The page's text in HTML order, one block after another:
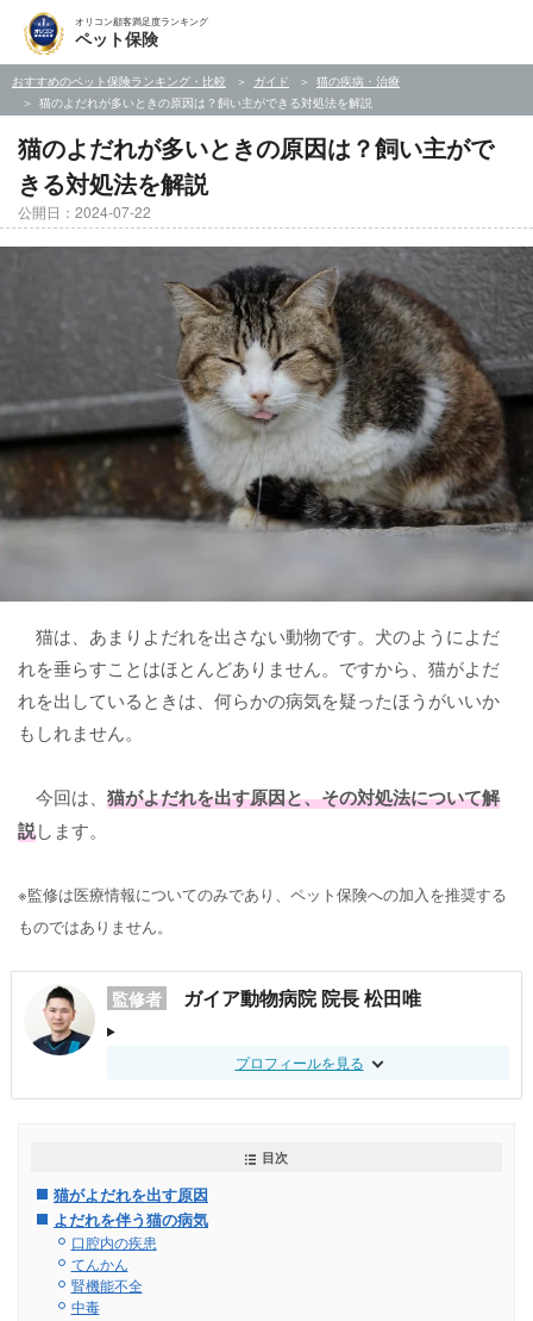
オリコン顧客満足度ランキング
ペット保険
おすすめのペット保険ランキング・比較 ガイド
猫の疾病・治療
猫のよだれが多いときの原因は？飼い主ができる対処法を解説
猫のよだれが多いときの原因は？飼い主がで
きる対処法を解説
公開日：2024-07-22
猫は、あまりよだれを出さない動物です。犬のようによだ
れを垂らすことはほとんどありません。ですから、猫がよだ
れを出しているときは、何らかの病気を疑ったほうがいいか
もしれません。
今回は、 猫がよだれを出す原因と、その対処法について解
説します。
※監修は医療情報についてのみであり、ペット保険への加入を推奨する
ものではありません。
監修者 ガイア動物病院 院長 松田唯
プロフィールを見る
目次
猫がよだれを出す原因
よだれを伴う猫の病気
口腔内の疾患
てんかん
腎機能不全
中毒